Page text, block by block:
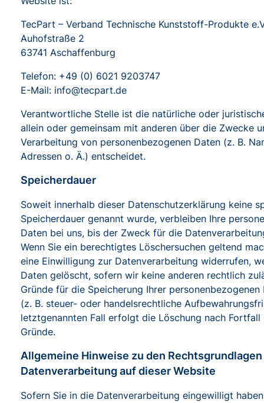
TecPart – Verband Technische Kunststoff-Produkte
Auhofstraße 2
63741 Aschaffenburg
Telefon: +49 (0) 6021 9203747
E-Mail: info@tecpart.de
Verantwortliche Stelle ist die natürliche oder
allein oder gemeinsam mit anderen über die Zwecke
Verarbeitung von personenbezogenen Daten (z. B.
Adressen o. Ä.) entscheidet.
Speicherdauer
Soweit innerhalb dieser Datenschutzerklärung keine
Speicherdauer genannt wurde, verbleiben Ihre
Daten bei uns, bis der Zweck für die
Wenn Sie ein berechtigtes Löschersuchen geltend
eine Einwilligung zur Datenverarbeitung widerrufen,
Daten gelöscht, sofern wir keine anderen rechtlich
Gründe für die Speicherung Ihrer personenbezogenen
(z. B. steuer- oder handelsrechtliche
letztgenannten Fall erfolgt die Löschung nach Fortfall
Gründe.
Allgemeine Hinweise zu den
Datenverarbeitung auf dieser Website
Sofern Sie in die Datenverarbeitung eingewilligt